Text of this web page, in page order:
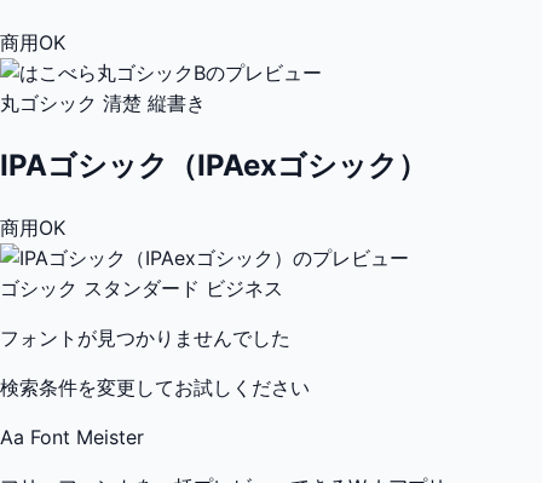
商用OK
丸ゴシック 清楚 縦書き
IPAゴシック（IPAexゴシック）
商用OK
ゴシック スタンダード ビジネス
フォントが見つかりませんでした
検索条件を変更してお試しください
Aa Font Meister